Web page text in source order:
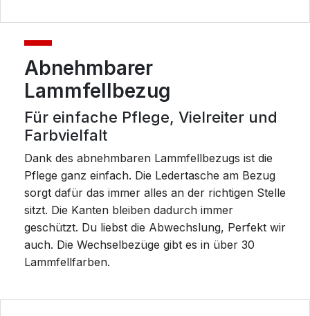
Abnehmbarer
Lammfellbezug
Für einfache Pflege, Vielreiter und
Farbvielfalt
Dank des abnehmbaren Lammfellbezugs ist die
Pflege ganz einfach. Die Ledertasche am Bezug
sorgt dafür das immer alles an der richtigen Stelle
sitzt. Die Kanten bleiben dadurch immer
geschützt. Du liebst die Abwechslung, Perfekt wir
auch. Die Wechselbezüge gibt es in über 30
Lammfellfarben.